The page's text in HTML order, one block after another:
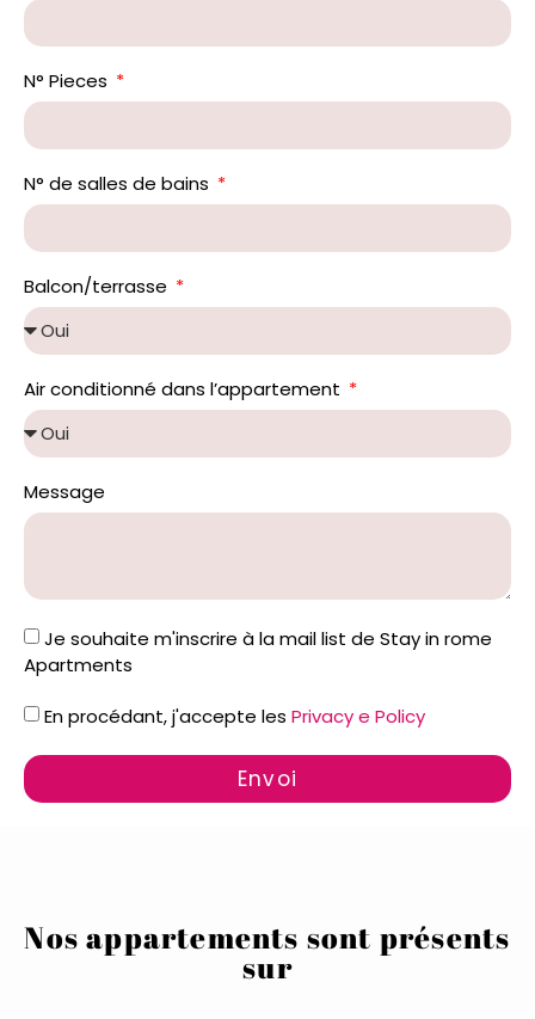
N° Pieces
N° de salles de bains
Balcon/terrasse
Air conditionné dans l’appartement
Message
Je souhaite m'inscrire à la mail list de Stay in rome
Apartments
En procédant, j'accepte les Privacy e Policy
Envoi
Nos appartements sont présents
sur